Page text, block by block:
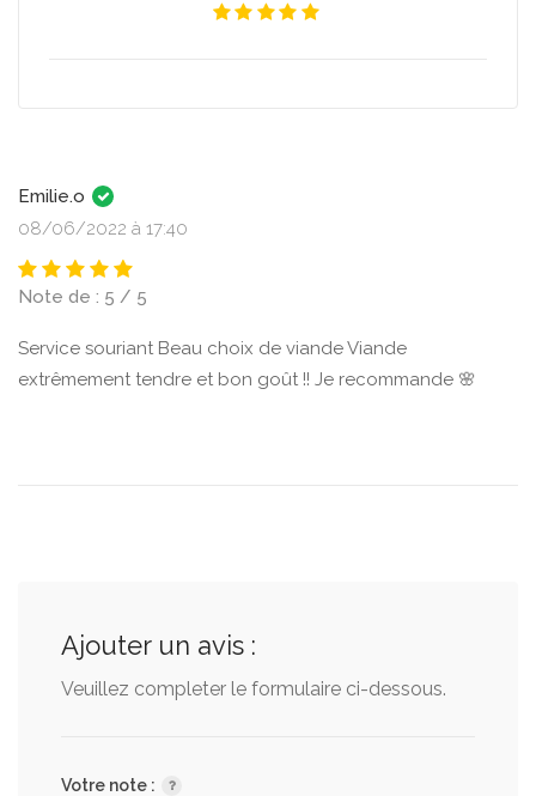
Emilie.o
08/06/2022 à 17:40
Note de : 5 / 5
Service souriant Beau choix de viande Viande
extrêmement tendre et bon goût !! Je recommande 🌸
Ajouter un avis :
Veuillez completer le formulaire ci-dessous.
Votre note :